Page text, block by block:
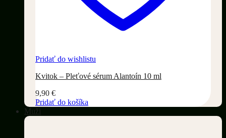
Pridať do wishlistu
Kvitok – Pleťové sérum Alantoín 10 ml
9,90 €
Pridať do košíka
Muži